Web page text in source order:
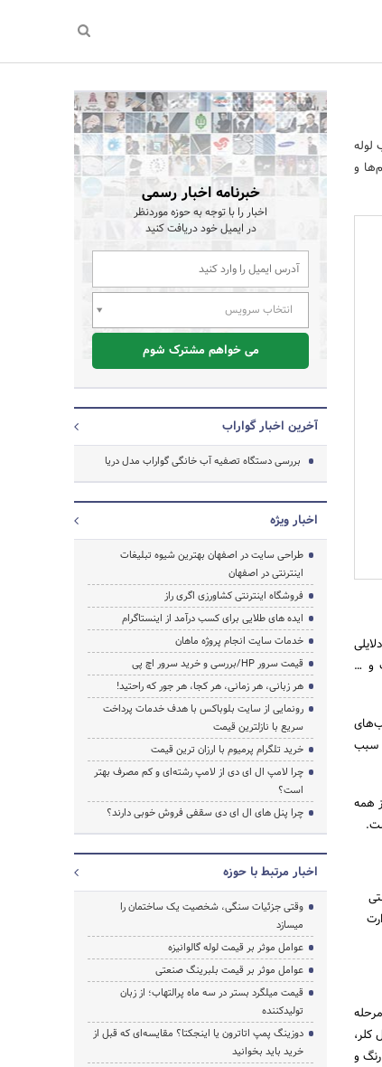
لوله
و
و …
سبب
همه
کلر،
و
خبرنامه اخبار رسمی
اخبار را با توجه به حوزه موردنظر
در ایمیل خود دریافت کنید
انتخاب سرویس
می خواهم مشترک شوم
آخرین اخبار گواراب
بررسی دستگاه تصفیه آب خانگی گواراب مدل دریا
اخبار ویژه
طراحی سایت در اصفهان بهترین شیوه تبلیغات
اینترنتی در اصفهان
فروشگاه اینترنتی کشاورزی اگری راز
ایده های طلایی برای کسب درآمد از اینستاگرام
خدمات سایت انجام پروژه ماهان
قیمت سرور HP/بررسی و خرید سرور اچ پی
هر زبانی، هر زمانی، هر کجا، هر جور که راحتید!
رونمایی از سایت بلوباکس با هدف خدمات پرداخت
سریع با نازلترین قیمت
خرید تلگرام پرمیوم با ارزان ترین قیمت
چرا لامپ ال ای دی از لامپ رشته‌ای و کم مصرف بهتر
است؟
چرا پنل های ال ای دی سقفی فروش خوبی دارند؟
اخبار مرتبط با حوزه
وقتی جزئیات سنگی، شخصیت یک ساختمان را
میسازد
عوامل موثر بر قیمت لوله گالوانیزه
عوامل موثر بر قیمت بلبرینگ صنعتی
قیمت میلگرد بستر در سه ماه پرالتهاب؛ از زبان
تولیدکننده
دوزینگ پمپ اتاترون یا اینجکتا؟ مقایسه‌ای که قبل از
خرید باید بخوانید